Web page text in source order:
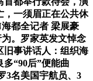
，一须眉正在公共休
都全记者 梁展豪
。罗家英发文悼念
旧事讲话人：组织海
“90后”便能曲
3名美国宇航员、3